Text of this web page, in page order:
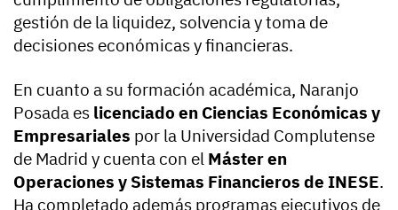
gestión de la liquidez, solvencia y toma de
decisiones económicas y financieras.
En cuanto a su formación académica, Naranjo
Posada es licenciado en Ciencias Económicas y
Empresariales por la Universidad Complutense
de Madrid y cuenta con el Máster en
Operaciones y Sistemas Financieros de INESE.
Ha completado además programas ejecutivos de